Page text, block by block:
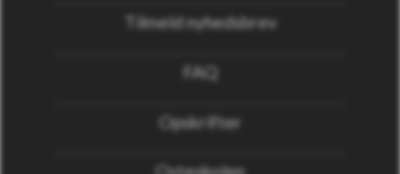
Tilmeld nyhedsbrev
FAQ
Opskrifter